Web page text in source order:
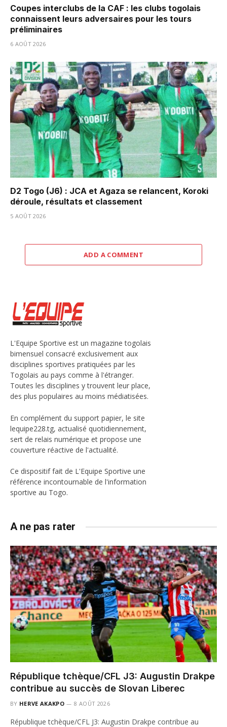
Coupes interclubs de la CAF : les clubs togolais
connaissent leurs adversaires pour les tours
préliminaires
6 AOÛT 2026
D2 Togo (J6) : JCA et Agaza se relancent, Koroki
déroule, résultats et classement
5 AOÛT 2026
ADD A COMMENT
L'Equipe Sportive est un magazine togolais
bimensuel consacré exclusivement aux
disciplines sportives pratiquées par les
Togolais au pays comme à l'étranger.
Toutes les disciplines y trouvent leur place,
des plus populaires au moins médiatisées.
En complément du support papier, le site
lequipe228.tg, actualisé quotidiennement,
sert de relais numérique et propose une
couverture réactive de l'actualité.
Ce dispositif fait de L'Equipe Sportive une
référence incontournable de l'information
sportive au Togo.
A ne pas rater
République tchèque/CFL J3: Augustin Drakpe
contribue au succès de Slovan Liberec
BY HERVE AKAKPO 8 AOÛT 2026
République tchèque/CFL J3: Augustin Drakpe contribue au